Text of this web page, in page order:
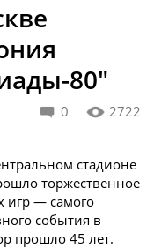
80"
0 2722
стадионе
торжественное
игр — самого
события в
прошло 45 лет.